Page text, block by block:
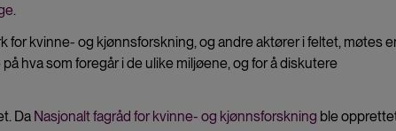
.
for kvinne- og kjønnsforskning, og andre aktører i feltet, møtes
hva som foregår i de ulike miljøene, og for å diskutere
Da Nasjonalt fagråd for kvinne- og kjønnsforskning ble